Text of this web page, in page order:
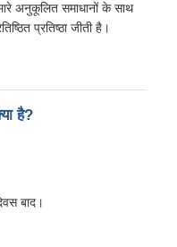
अनुकूलित समाधानों के साथ
प्रतिष्ठा जीती है।
है?
बाद।